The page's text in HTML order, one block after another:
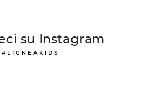
#LIGNEAKIDS
su Instagram